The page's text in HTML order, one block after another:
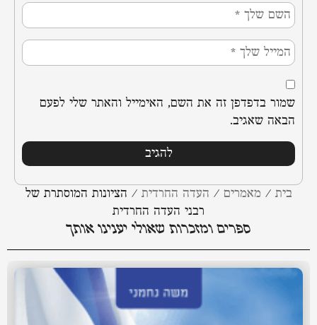
שמור בדפדפן זה את השם, האימייל והאתר שלי לפעם
הבאה שאגיב.
בית / מאמרים / העדה החרדית / הציונות המוסתרת של
רבני העדה החרדית
ספרים ומזכרות שאולי יענינו אותך